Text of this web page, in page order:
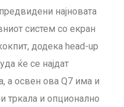
најновата
систем со екран
додека head-up
ќе се најдат
а освен ова Q7 има и
тркала и опционално